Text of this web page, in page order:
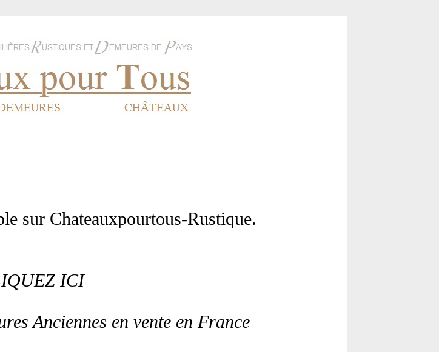
sur Chateauxpourtous-Rustique.
ICI
Anciennes en vente en France